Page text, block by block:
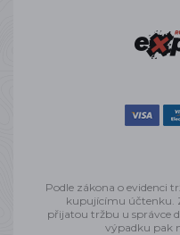
Podle zákona o evidenci
kupujícímu účtenku.
přijatou tržbu u správce
výpadku pak